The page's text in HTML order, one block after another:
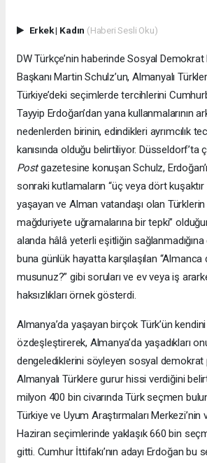
Erkek| Kadın (Haberi Sesli Oku)
DW Türkçe’nin haberinde Sosyal
Başkanı Martin Schulz’un, Almanyalı
Türkiye’deki seçimlerde tercihlerini
Tayyip Erdoğan’dan yana kullanmalarının
nedenlerden birinin, edindikleri ayrımcılık
kanısında olduğu belirtiliyor. Düsseldorf’ta
Postgazetesine konuşan Schulz,
sonraki kutlamaların “üç veya dört kuşaktır
yaşayan ve Alman vatandaşı olan
mağduriyete uğramalarına bir tepki”
alanda hâlâ yeterli eşitliğin
buna günlük hayatta karşılaşılan
musunuz?” gibi soruları ve ev veya iş
haksızlıkları örnek gösterdi.
Almanya’da yaşayan birçok Türk’ün
özdeşleştirerek, Almanya’da yaşadıkları
dengelediklerini söyleyen sosyal demokrat
Almanyalı Türklere gurur hissi verdiğini
milyon 400 bin civarında Türk seçmen
Türkiye ve Uyum Araştırmaları Merkezi’nin
Haziran seçimlerinde yaklaşık 660 bin
gitti. Cumhur İttifakı’nın adayı Erdoğan bu